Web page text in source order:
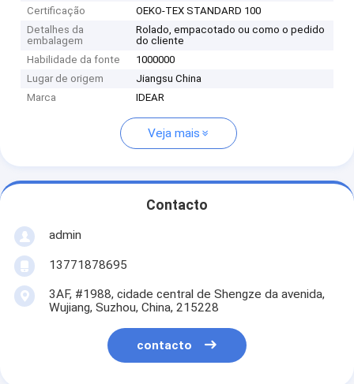
Certificação
OEKO-TEX STANDARD 100
Detalhes da
embalagem
Rolado, empacotado ou como o pedido
do cliente
Habilidade da fonte
1000000
Lugar de origem
Jiangsu China
Marca
IDEAR
Veja mais
Contacto
admin
13771878695
3AF, #1988, cidade central de Shengze da avenida,
Wujiang, Suzhou, China, 215228
contacto